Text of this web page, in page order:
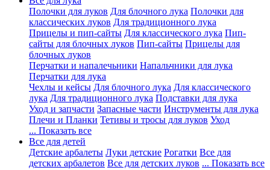
Полочки для луков Для блочного лука Полочки для
классических луков Для традиционного лука
Прицелы и пип-сайты Для классического лука Пип-
сайты для блочных луков Пип-сайты Прицелы для
блочных луков
Перчатки и напалечьники Напальчники для лука
Перчатки для лука
Чехлы и кейсы Для блочного лука Для классического
лука Для традиционного лука Подставки для лука
Уход и запчасти Запасные части Инструменты для лука
Плечи и Планки Тетивы и тросы для луков Уход
... Показать все
Все для детей
Детские арбалеты Луки детские Рогатки Все для
детских арбалетов Все для детских луков ... Показать все